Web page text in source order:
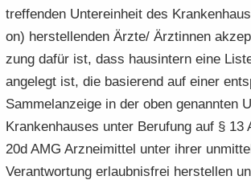
tref­fen­den Un­ter­ein­heit des
on) her­stel­len­den Ärzte/ Ärz­tin­nen
zung dafür ist, dass haus­in­tern eine
an­ge­legt ist, die ba­sie­rend auf einer
Sam­mel­an­zei­ge in der oben ge­nann­ten
Kran­ken­hau­ses unter Be­ru­fung auf § 13
20d AMG Arz­nei­mit­tel unter ihrer
Ver­ant­wor­tung er­laub­nis­frei her­stel­len